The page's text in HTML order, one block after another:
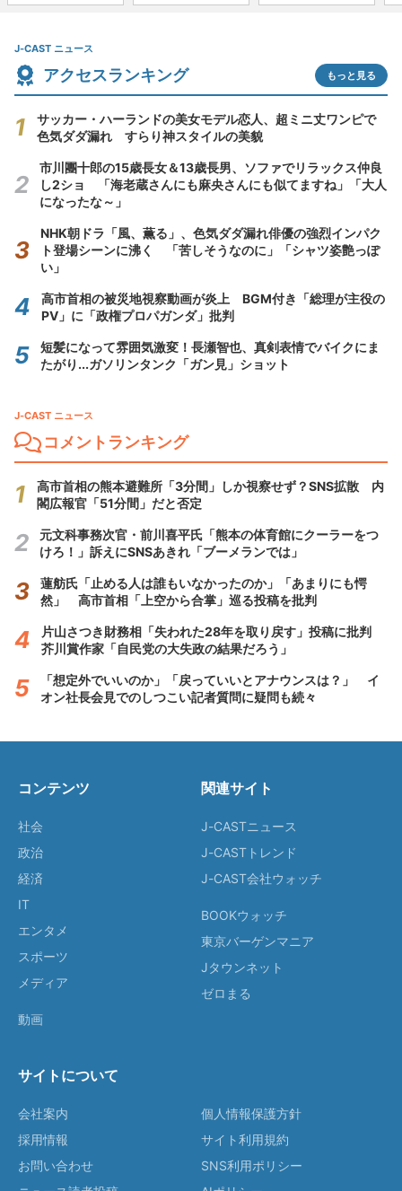
J-CAST ニュース
アクセスランキング もっと見る
サッカー・ハーランドの美女モデル恋人、超ミニ丈ワンピで
色気ダダ漏れ すらり神スタイルの美貌
市川團十郎の15歳長女＆13歳長男、ソファでリラックス仲良
し2ショ 「海老蔵さんにも麻央さんにも似てますね」「大人
になったな～」
NHK朝ドラ「風、薫る」、色気ダダ漏れ俳優の強烈インパク
ト登場シーンに沸く 「苦しそうなのに」「シャツ姿艶っぽ
い」
高市首相の被災地視察動画が炎上 BGM付き「総理が主役の
PV」に「政権プロパガンダ」批判
短髪になって雰囲気激変！長瀬智也、真剣表情でバイクにま
たがり...ガソリンタンク「ガン見」ショット
J-CAST ニュース
コメントランキング
高市首相の熊本避難所「3分間」しか視察せず？SNS拡散 内
閣広報官「51分間」だと否定
元文科事務次官・前川喜平氏「熊本の体育館にクーラーをつ
けろ！」訴えにSNSあきれ「ブーメランでは」
蓮舫氏「止める人は誰もいなかったのか」「あまりにも愕
然」 高市首相「上空から合掌」巡る投稿を批判
片山さつき財務相「失われた28年を取り戻す」投稿に批判
芥川賞作家「自民党の大失政の結果だろう」
「想定外でいいのか」「戻っていいとアナウンスは？」 イ
オン社長会見でのしつこい記者質問に疑問も続々
コンテンツ
社会
政治
経済
IT
エンタメ
スポーツ
メディア
動画
関連サイト
J-CASTニュース
J-CASTトレンド
J-CAST会社ウォッチ
BOOKウォッチ
東京バーゲンマニア
Jタウンネット
ゼロまる
サイトについて
会社案内
採用情報
お問い合わせ
個人情報保護方針
サイト利用規約
SNS利用ポリシー